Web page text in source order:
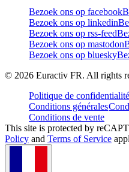
Bezoek ons op facebook
Bezoek ons op linkedin
Bezoek ons op rss-feed
Bezoek ons op mastodon
Bezoek ons op bluesky
© 2026 Euractiv FR. All rights
Politique de confidentialité
Conditions générales
Conditions de vente
This site is protected by
Policy and Terms of Service